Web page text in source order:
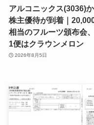
アルコニックス(3036)
株主優待が到着｜
相当のフルーツ頒布会
1便はクラウンメロン
2026年8月5日